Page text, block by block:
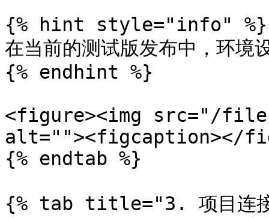
{% hint style="info" %}
在当前的测试版发布中，环境
{% endhint %}
<figure><img src="/files/
alt=""><figcaption></
{% endtab %}
{% tab title="3. 项目连